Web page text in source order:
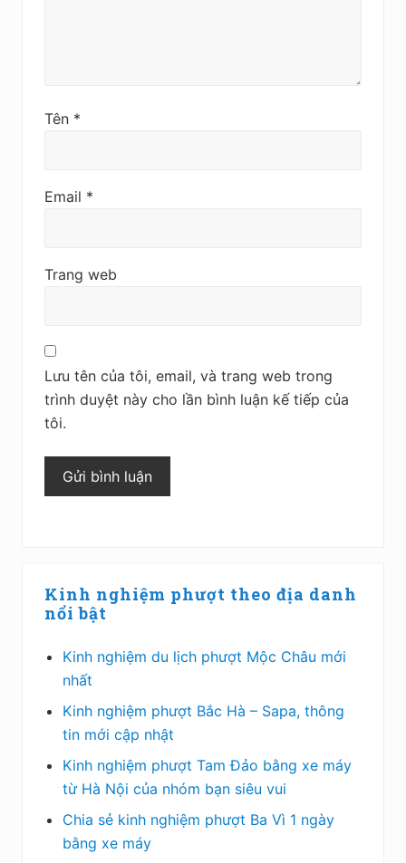
Tên *
Email *
Trang web
Lưu tên của tôi, email, và trang web trong
trình duyệt này cho lần bình luận kế tiếp của
tôi.
Sidebar
chính
Kinh nghiệm phượt theo địa danh
nổi bật
Kinh nghiệm du lịch phượt Mộc Châu mới
nhất
Kinh nghiệm phượt Bắc Hà – Sapa, thông
tin mới cập nhật
Kinh nghiệm phượt Tam Đảo bằng xe máy
từ Hà Nội của nhóm bạn siêu vui
Chia sẻ kinh nghiệm phượt Ba Vì 1 ngày
bằng xe máy